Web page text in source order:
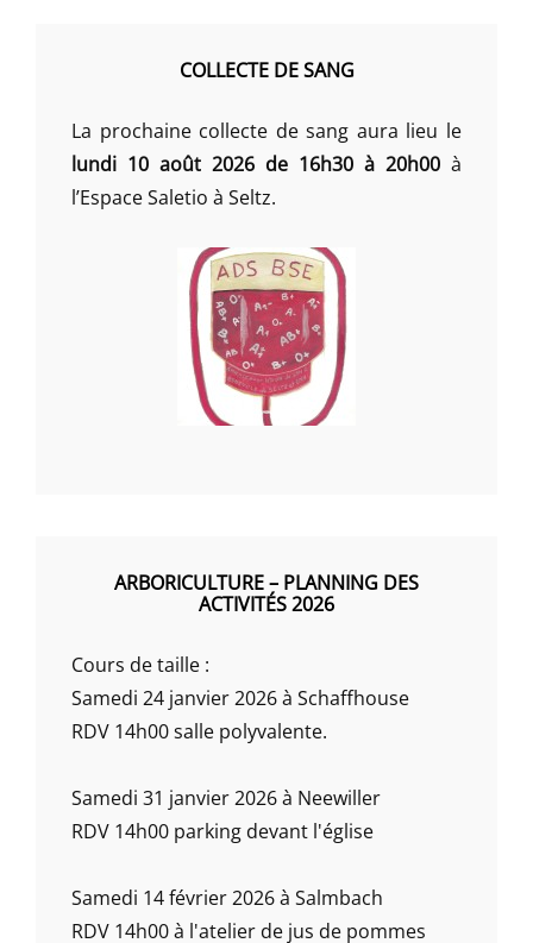
COLLECTE DE SANG
La prochaine collecte de sang aura lieu le
lundi 10 août 2026 de 16h30 à 20h00 à
l’Espace Saletio à Seltz.
ARBORICULTURE – PLANNING DES
ACTIVITÉS 2026
Cours de taille :
Samedi 24 janvier 2026 à Schaffhouse
RDV 14h00 salle polyvalente.
Samedi 31 janvier 2026 à Neewiller
RDV 14h00 parking devant l'église
Samedi 14 février 2026 à Salmbach
RDV 14h00 à l'atelier de jus de pommes